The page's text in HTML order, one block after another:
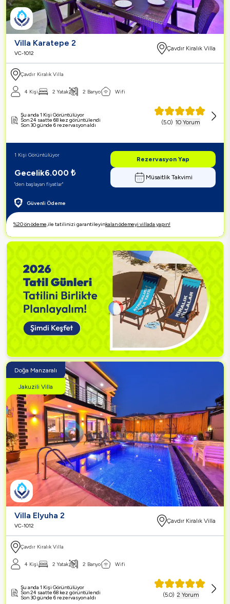
Villa Karatepe 2
VC-1012
Çavdır Kiralık Villa
Çavdır Kiralık Villa
4 Kişi 2 Yatak 2 Banyo Wifi
(5.0) 10 Yorum
Şu anda 1 Kişi Görüntülüyor
Son 24 saatte 68 kez görüntülendi
Son 30 günde 6 rezervasyon aldı
Güvenli Ödeme
Gecelik6.000 ₺
"den başlayan fiyatlar"
1 Kişi Görüntülüyor
Rezervasyon Yap
Müsaitlik Takvimi
%20 ön ödeme,ile tatilinizi garantileyinkalan ödemeyi villada yapın!
Doğa Manzaralı
Jakuzili Villa
Villa Elyuha 2
VC-1012
Çavdır Kiralık Villa
Çavdır Kiralık Villa
4 Kişi 2 Yatak 2 Banyo Wifi
(5.0) 2 Yorum
Şu anda 1 Kişi Görüntülüyor
Son 24 saatte 68 kez görüntülendi
Son 30 günde 6 rezervasyon aldı